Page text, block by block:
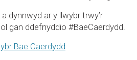
dynnwyd ar y llwybr trwy’r
gan ddefnyddio #BaeCaerdydd.
Bae Caerdydd